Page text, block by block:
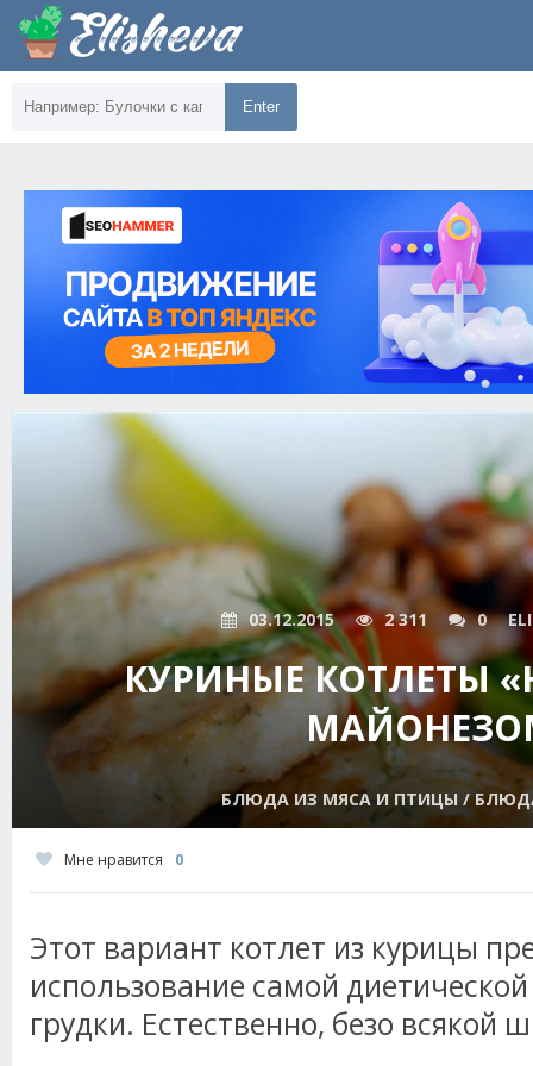
Enter
03.12.2015 2 311 0
КУРИНЫЕ КОТЛЕТЫ
БЛЮДА ИЗ МЯСА И ПТИЦЫ /
Мне нравится 0
Этот вариант котлет из курицы
использование самой
грудки. Естественно, безо всякой